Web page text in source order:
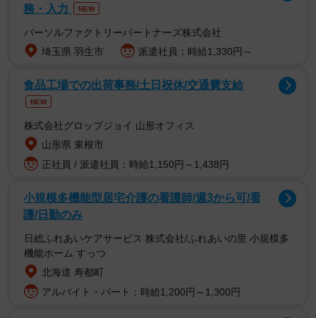
ランキングはOpenWorkに投稿された女性社員による会社評
価レポートのうち、一定数の年収データをもつ497社、3万
1314人を対象データとして集計したといいます。
務・入力
NEW
パーソルファクトリーパートナーズ株式会社
埼玉県 羽生市
派遣社員：時給1,330円～
食品工場での出荷事務/土日祝休/交通費支給
NEW
株式会社グロップジョイ 山形オフィス
山形県 東根市
正社員 / 派遣社員：時給1,150円～1,438円
小規模多機能型居宅介護の看護師/週3から可/看
護/日勤のみ
日総ふれあいケアサービス 株式会社/ふれあいの里 小規模多
機能ホーム すっつ
北海道 寿都町
アルバイト・パート：時給1,200円～1,300円